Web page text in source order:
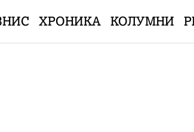
ХРОНИКА КОЛУМНИ